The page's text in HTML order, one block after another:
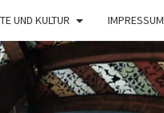
UND KULTUR IMPRESSUM